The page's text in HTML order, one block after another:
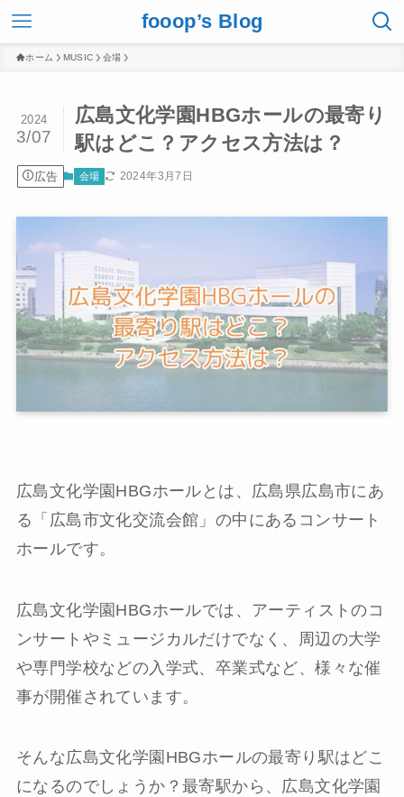
fooop’s Blog
ホーム MUSIC 会場
広島文化学園HBGホールの最寄り
駅はどこ？アクセス方法は？
2024
3/07
広告 会場 2024年3月7日
広島文化学園HBGホールとは、広島県広島市にあ
る「広島市文化交流会館」の中にあるコンサート
ホールです。
広島文化学園HBGホールでは、アーティストのコ
ンサートやミュージカルだけでなく、周辺の大学
や専門学校などの入学式、卒業式など、様々な催
事が開催されています。
そんな広島文化学園HBGホールの最寄り駅はどこ
になるのでしょうか？最寄駅から、広島文化学園